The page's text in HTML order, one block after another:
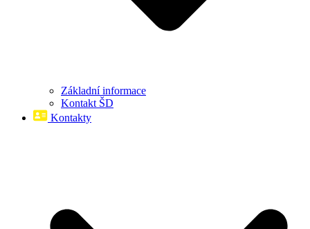
Základní informace
Kontakt ŠD
Kontakty